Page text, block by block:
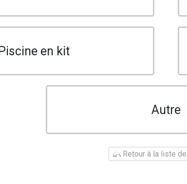
en kit
Autre
Retour à la liste